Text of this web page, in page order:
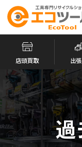
店頭買取 出